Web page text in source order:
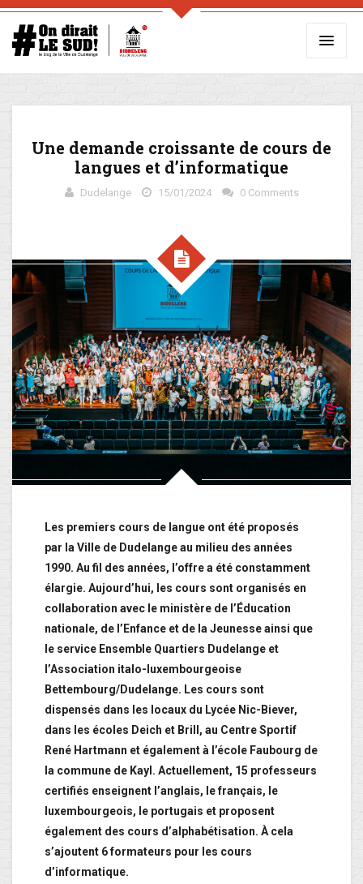
Une demande croissante de cours de
langues et d’informatique
Dudelange 15/01/2024 0 Comments
Les premiers cours de langue ont été proposés
par la Ville de Dudelange au milieu des années
1990. Au fil des années, l’offre a été constamment
élargie. Aujourd’hui, les cours sont organisés en
collaboration avec le ministère de l’Éducation
nationale, de l’Enfance et de la Jeunesse ainsi que
le service Ensemble Quartiers Dudelange et
l’Association italo-luxembourgeoise
Bettembourg/Dudelange. Les cours sont
dispensés dans les locaux du Lycée Nic-Biever,
dans les écoles Deich et Brill, au Centre Sportif
René Hartmann et également à l’école Faubourg de
la commune de Kayl. Actuellement, 15 professeurs
certifiés enseignent l’anglais, le français, le
luxembourgeois, le portugais et proposent
également des cours d’alphabétisation. À cela
s’ajoutent 6 formateurs pour les cours
d’informatique.